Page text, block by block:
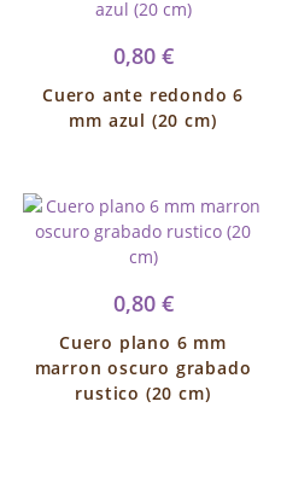
0,80 €
Cuero ante redondo 6
mm azul (20 cm)
0,80 €
Cuero plano 6 mm
marron oscuro grabado
rustico (20 cm)